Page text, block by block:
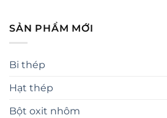
SẢN PHẨM MỚI
Bi thép
Hạt thép
Bột oxit nhôm